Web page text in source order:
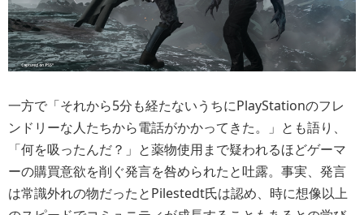
一方で「それから5分も経たないうちにPlayStationのフレ
ンドリーな人たちから電話がかかってきた。」とも語り、
「何を吸ったんだ？」と薬物使用まで疑われるほどゲーマ
ーの購買意欲を削ぐ発言を咎められたと吐露。事実、発言
は常識外れの物だったとPilestedt氏は認め、時に想像以上